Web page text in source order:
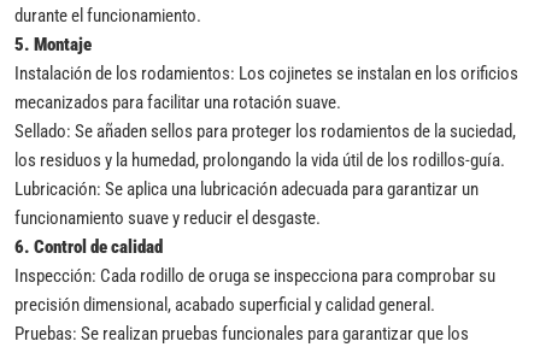
durante el funcionamiento.
5. Montaje
Instalación de los rodamientos: Los cojinetes se instalan en los orificios
mecanizados para facilitar una rotación suave.
Sellado: Se añaden sellos para proteger los rodamientos de la suciedad,
los residuos y la humedad, prolongando la vida útil de los rodillos-guía.
Lubricación: Se aplica una lubricación adecuada para garantizar un
funcionamiento suave y reducir el desgaste.
6. Control de calidad
Inspección: Cada rodillo de oruga se inspecciona para comprobar su
precisión dimensional, acabado superficial y calidad general.
Pruebas: Se realizan pruebas funcionales para garantizar que los